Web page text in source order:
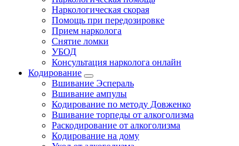
Наркологическая скорая
Помощь при передозировке
Прием нарколога
Снятие ломки
УБОД
Консультация нарколога онлайн
Кодирование
Вшивание Эспераль
Вшивание ампулы
Кодирование по методу Довженко
Вшивание торпеды от алкоголизма
Раскодирование от алкоголизма
Кодирование на дому